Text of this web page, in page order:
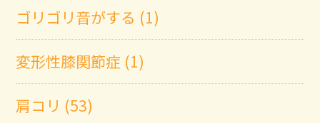
ゴリゴリ音がする (1)
変形性膝関節症 (1)
肩コリ (53)